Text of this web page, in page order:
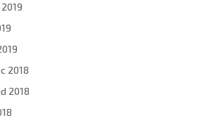
2018
2018